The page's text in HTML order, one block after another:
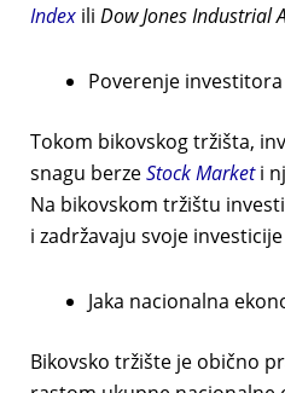
Index ili Dow Jones Industrial
Poverenje investitora
Tokom bikovskog tržišta,
snagu berzeStock Marketi
Na bikovskom tržištu
i zadržavaju svoje
Jaka nacionalna
Bikovsko tržište je obično